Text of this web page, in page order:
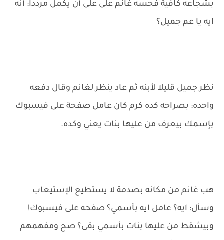
بشجاعه كافية فحسه غانم على على أن يكمل مردداً: أنه
ايه يا عم جميل؟
نظر جميل قليلا لأبنه ثم عاد ينظر لغانم وقال دفعه
واحده: بصراحه كده كرم كان عامل صفحة على فيسبوك
بإسمك بيعرف من عليها بنات يعني وكده.
هب غانم من مكانه بصدمة لا يستطيع الإستيعاب
وسأل: ايه؟ عامل ايه بأسمي؟ صفحه على فيسبوك!
وبيشقط من عليها بنات بأسمي بقى؟ صح ومفهمهم